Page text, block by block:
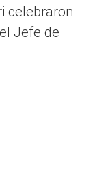
celebraron
Jefe de